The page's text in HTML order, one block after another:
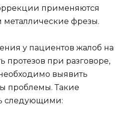
применяются
фрезы.
у пациентов жалоб на
протезов при разговоре,
выявить
проблемы. Такие
следующими: